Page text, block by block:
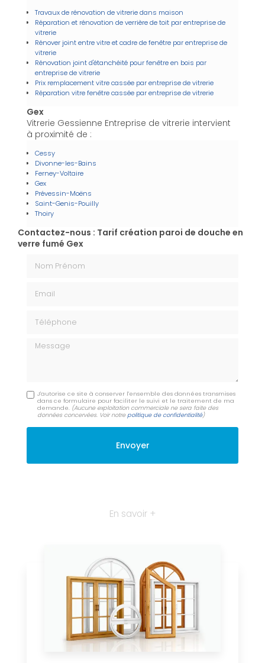
Travaux de rénovation de vitrerie dans maison
Réparation et rénovation de verrière de toit par entreprise de
vitrerie
Rénover joint entre vitre et cadre de fenêtre par entreprise de
vitrerie
Rénovation joint d'étanchéité pour fenêtre en bois par
entreprise de vitrerie
Prix remplacement vitre cassée par entreprise de vitrerie
Réparation vitre fenêtre cassée par entreprise de vitrerie
Gex
Vitrerie Gessienne Entreprise de vitrerie intervient
à proximité de :
Cessy
Divonne-les-Bains
Ferney-Voltaire
Gex
Prévessin-Moëns
Saint-Genis-Pouilly
Thoiry
Contactez-nous : Tarif création paroi de douche en
verre fumé Gex
Message
J'autorise ce site à conserver l'ensemble des données transmises
dans ce formulaire pour faciliter le suivi et le traitement de ma
demande. (Aucune exploitation commerciale ne sera faite des
données concervées. Voir notrepolitique de confidentialité)
En savoir +